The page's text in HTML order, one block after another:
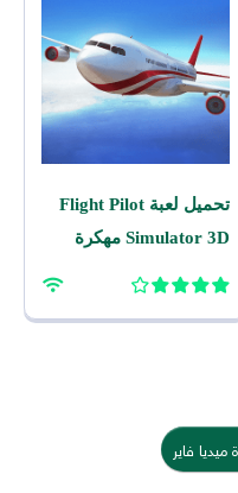
تحميل لعبة Flight Pilot
Simulator 3D مهكرة